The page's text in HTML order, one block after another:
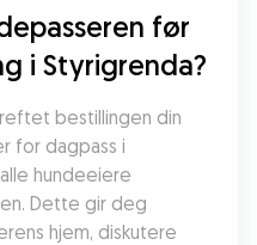
før
i Styrigrenda?
bestillingen din
for dagpass i
hundeeiere
Dette gir deg
hjem, diskutere